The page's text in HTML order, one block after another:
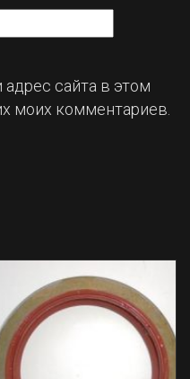
сайта в этом
моих комментариев.